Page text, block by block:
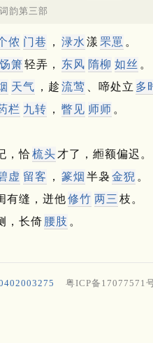
韵第三部
侬 门巷 ， 渌水 漾 罘罳 。
饧箫 轻弄， 东风 隋柳 如丝 。
天气 ，趁流莺 、啼处立 多
栏 九转 ， 瞥见 师师 。
，恰梳头 才了，縆额偏迟。
虚 留客 ， 篆烟 半袅金猊 。
有缝，迸他修竹 两三 枝。
，长倚 腰肢 。
粤ICP备17077571